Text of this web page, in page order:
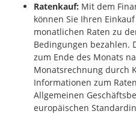
Ratenkauf: Mit dem
können Sie Ihren
monatlichen Raten zu
Bedingungen bezahlen.
zum Ende des Monats
Monatsrechnung durch
Informationen zum
Allgemeinen
europäischen